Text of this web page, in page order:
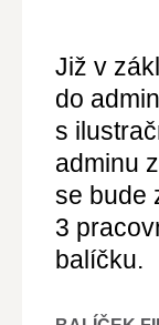
Již v
do
s
adminu
se bude
3
balíčku.